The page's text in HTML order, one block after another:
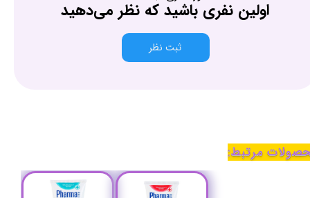
اولین نفری باشید که نظر می‌دهید
ثبت نظر
مرتبط: